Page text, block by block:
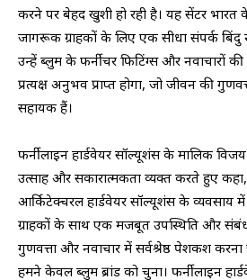
करने पर बेहद खुशी हो रही है। यह सेंटर भारत
जागरूक ग्राहकों के लिए एक सीधा संपर्क बिंदु
उन्हें ब्लुम के फर्नीचर फिटिंग्स और नवाचारों
प्रत्यक्ष अनुभव प्राप्त होगा, जो जीवन की
सहायक हैं।
फर्नीलाइन हार्डवेयर सॉल्यूशंस के मालिक
उत्साह और सकारात्मकता व्यक्त करते हुए
आर्किटेक्चरल हार्डवेयर सॉल्यूशंस के
ग्राहकों के साथ एक मजबूत उपस्थिति और
गुणवत्ता और नवाचार में सर्वश्रेष्ठ पेशकश
हमने केवल ब्लुम ब्रांड को चुना। फर्नीलाइन